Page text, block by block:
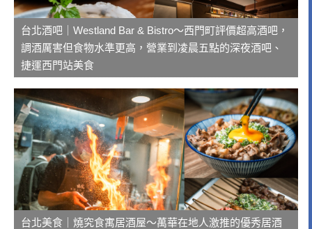
台北酒吧｜Westland Bar & Bistro～西門町評價超高酒吧，
調酒厲害但食物水準更高，營業到凌晨五點的深夜酒吧、
捷運西門站美食
台北美食｜燒究食寓居酒屋～萬華在地人激推的優秀居酒